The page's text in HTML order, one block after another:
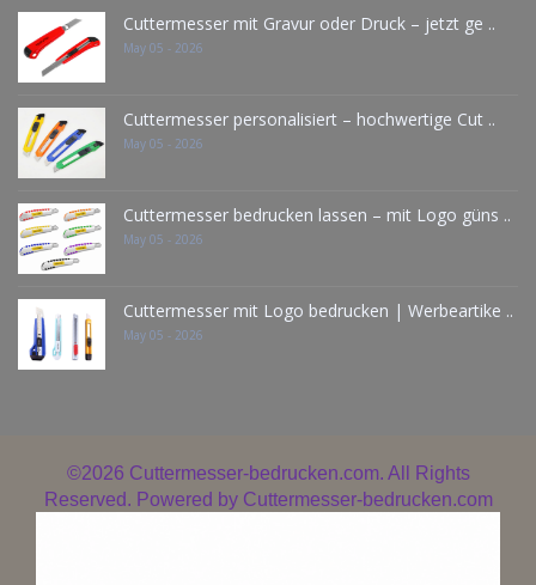
Cuttermesser mit Gravur oder Druck – jetzt ge ..
May 05 - 2026
Cuttermesser personalisiert – hochwertige Cut ..
May 05 - 2026
Cuttermesser bedrucken lassen – mit Logo güns ..
May 05 - 2026
Cuttermesser mit Logo bedrucken | Werbeartike ..
May 05 - 2026
©2026 Cuttermesser-bedrucken.com. All Rights
Reserved. Powered by Cuttermesser-bedrucken.com